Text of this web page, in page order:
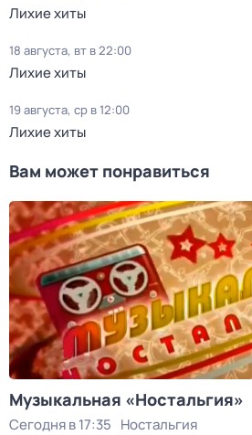
Лихие хиты
18 августа, вт в 22:00
Лихие хиты
19 августа, ср в 12:00
Лихие хиты
Вам может понравиться
Музыкальная «Ностальгия»
Сегодня в 17:35 Ностальгия